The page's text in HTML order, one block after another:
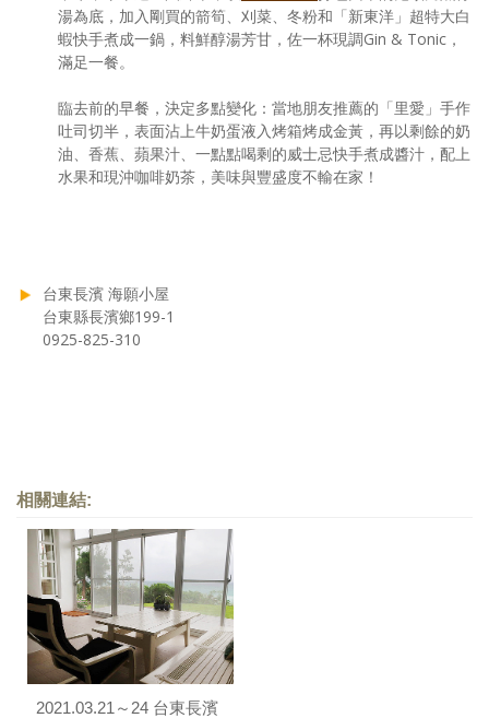
湯為底，加入剛買的箭筍、刈菜、冬粉和「新東洋」超特大白
蝦快手煮成一鍋，料鮮醇湯芳甘，佐一杯現調Gin & Tonic，
滿足一餐。
臨去前的早餐，決定多點變化：當地朋友推薦的「里愛」手作
吐司切半，表面沾上牛奶蛋液入烤箱烤成金黃，再以剩餘的奶
油、香蕉、蘋果汁、一點點喝剩的威士忌快手煮成醬汁，配上
水果和現沖咖啡奶茶，美味與豐盛度不輸在家！
台東長濱 海願小屋
台東縣長濱鄉199-1
0925-825-310
相關連結:
2021.03.21～24 台東長濱